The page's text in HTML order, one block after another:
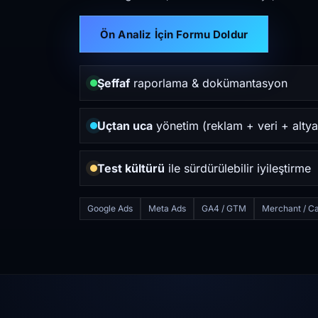
Ön Analiz İçin Formu Doldur
Şeffafraporlama & dokümantasyon
Uçtan uca yönetim (reklam + veri +
Test kültürü ile sürdürülebilir iyileştirme
Google Ads Meta Ads GA4 / GTM Merchant /